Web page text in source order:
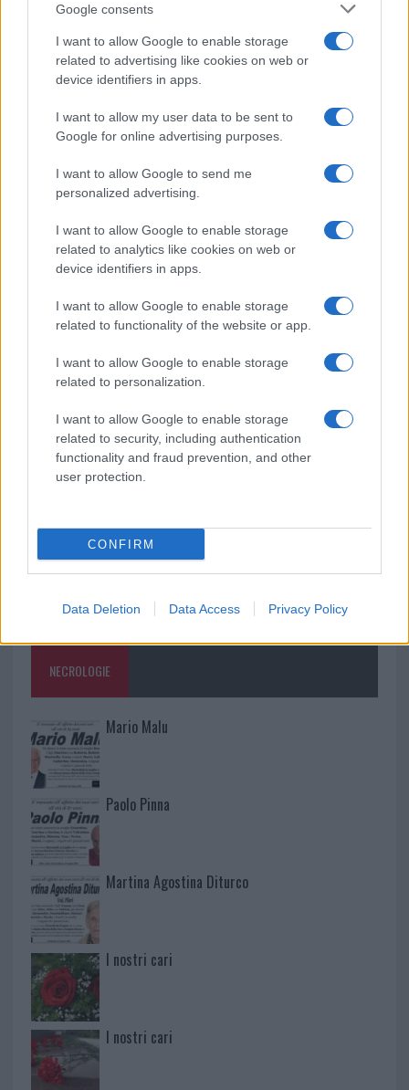
Google consents
I want to allow Google to enable storage
related to advertising like cookies on web or
device identifiers in apps.
I want to allow my user data to be sent to
Google for online advertising purposes.
I want to allow Google to send me
personalized advertising.
I want to allow Google to enable storage
related to analytics like cookies on web or
device identifiers in apps.
I want to allow Google to enable storage
related to functionality of the website or app.
I want to allow Google to enable storage
related to personalization.
I want to allow Google to enable storage
related to security, including authentication
functionality and fraud prevention, and other
user protection.
CONFIRM
Data Deletion Data Access Privacy Policy
A fuoco un deposito con bombole, intervento dei
vigili del fuoco a Rudalza
Maddalena, incendio a Monti d’à rena
Le previsioni meteo per il weekend a Olbia e in
Michelle Hunziker in Gallura, bella anche dal
vivo: un amico vip svela come fa
Calangianus, dopo le polemiche il centro
accoglienza minori chiude
Olbia, divieto di sosta contro spaccio e degrado:
esplode la protesta
NECROLOGIE
Mario Malu
Paolo Pinna
Martina Agostina Diturco
I nostri cari
I nostri cari